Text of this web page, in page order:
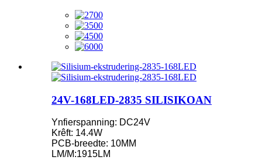
24V-168LED-2835 SILISIKOAN
Ynfierspanning: DC24V
Krêft: 14.4W
PCB-breedte: 10MM
LM/M:1915LM